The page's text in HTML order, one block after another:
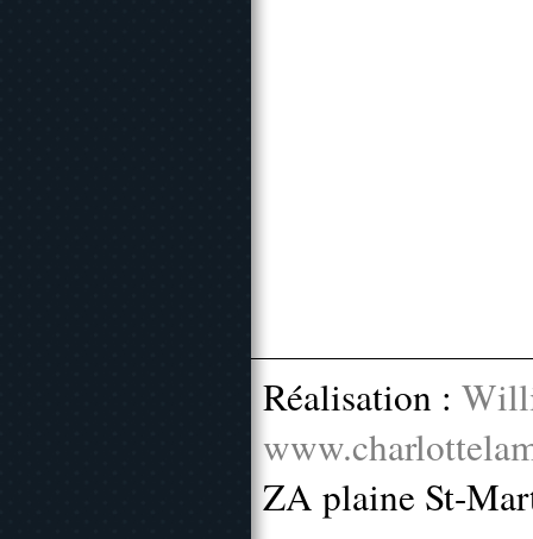
Réalisation :
ZA plaine St-